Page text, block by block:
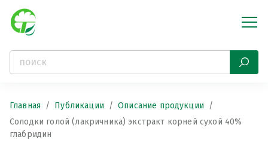
Главная Публикации
Описание продукции
Солодки голой (лакричника) экстракт корней сухой 40%
глабридин